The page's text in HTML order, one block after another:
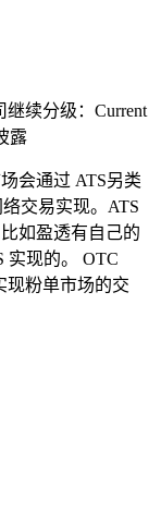
续分级：Current
露
会通过 ATS另类
络交易实现。ATS
如盈透有自己的
实现的。 OTC
现粉单市场的交